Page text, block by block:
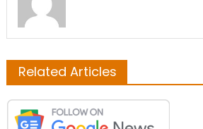
Related Articles